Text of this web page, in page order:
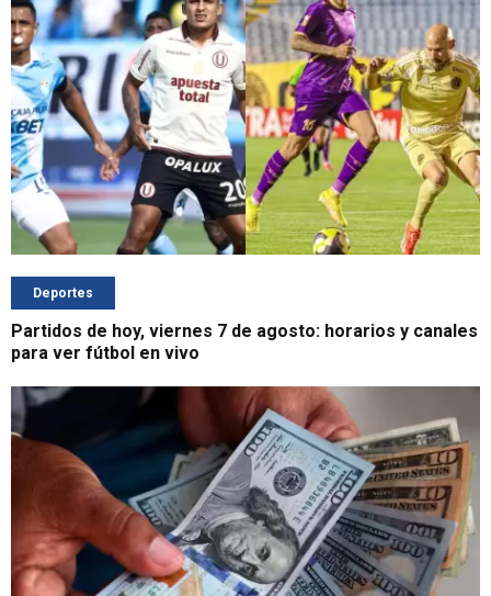
Deportes
Partidos de hoy, viernes 7 de agosto: horarios y canales
para ver fútbol en vivo